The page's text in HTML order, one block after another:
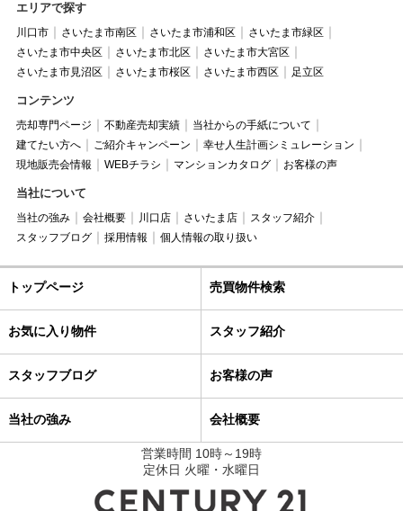
エリアで探す
川口市 さいたま市南区 さいたま市浦和区
さいたま市緑区
さいたま市中央区
さいたま市北区
さいたま市大宮区
さいたま市見沼区
さいたま市桜区 さいたま市西区 足立区
コンテンツ
売却専門ページ 不動産売却実績
当社からの手紙について
建てたい方へ
ご紹介キャンペーン
幸せ人生計画シミュレーション
現地販売会情報
WEBチラシ マンションカタログ お客様の声
当社について
当社の強み 会社概要 川口店 さいたま店
スタッフ紹介
スタッフブログ
採用情報 個人情報の取り扱い
トップページ 売買物件検索
お気に入り物件 スタッフ紹介
スタッフブログ お客様の声
当社の強み 会社概要
営業時間 10時～19時
定休日 火曜・水曜日